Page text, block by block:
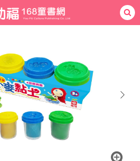
熱門：
手指按按拼圖練習本積木
3D立體書繪本讀本
4-6歲
next